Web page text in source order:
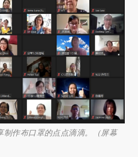
作布口罩的点点滴滴。（屏幕